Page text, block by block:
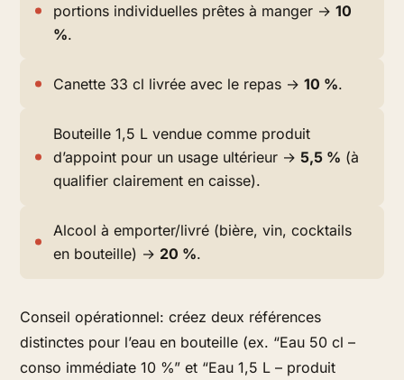
portions individuelles prêtes à manger →10
%.
Canette 33 cl livrée avec le repas →10 %.
Bouteille 1,5 L vendue comme produit
d’appoint pour un usage ultérieur →5,5 % (à
qualifier clairement en caisse).
Alcool à emporter/livré (bière, vin, cocktails
en bouteille) → 20 %.
Conseil opérationnel: créez deux références
distinctes pour l’eau en bouteille (ex. “Eau 50 cl –
conso immédiate 10 %” et “Eau 1,5 L – produit